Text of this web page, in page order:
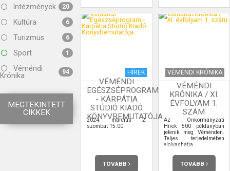
Intézmények 20
Kultúra 6
Turizmus 6
Sport 1
Véméndi
Krónika
94
MEGTEKINTETT
CIKKEK
HÍREK
VÉMÉNDI
EGÉSZSÉPROGRAM
- KÁRPÁTIA
STÚDIÓ KIADÓ
KÖNYVBEMUTATÓJA
2024. március 2.
szombat 15:00
TOVÁBB
VÉMÉNDI KRÓNIKA
VÉMÉNDI
KRÓNIKA / XI.
ÉVFOLYAM 1.
SZÁM
Az Önkormányzati
Hírek 500 példányban
jelenik meg Véménden.
Teljes terjedelmében
elolvashatja.
TOVÁBB